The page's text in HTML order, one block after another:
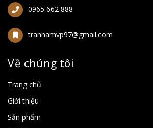
0965 662 888
trannamvp97@gmail.com
Về chúng tôi
Trang chủ
Giới thiệu
Sản phẩm